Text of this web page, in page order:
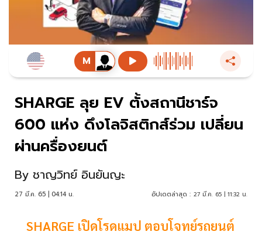
SHARGE ลุย EV ตั้งสถานีชาร์จ
600 แห่ง ดึงโลจิสติกส์ร่วม เปลี่ยน
ผ่านครื่องยนต์
By ชาญวิทย์ อินยันญะ
27 มี.ค. 65 | 04:14 น. อัปเดตล่าสุด : 27 มี.ค. 65 | 11:32 น.
SHARGE เปิดโรดแมป ตอบโจทย์รถยนต์